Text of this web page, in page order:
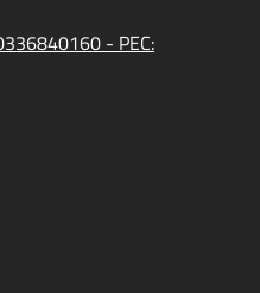
- PEC: